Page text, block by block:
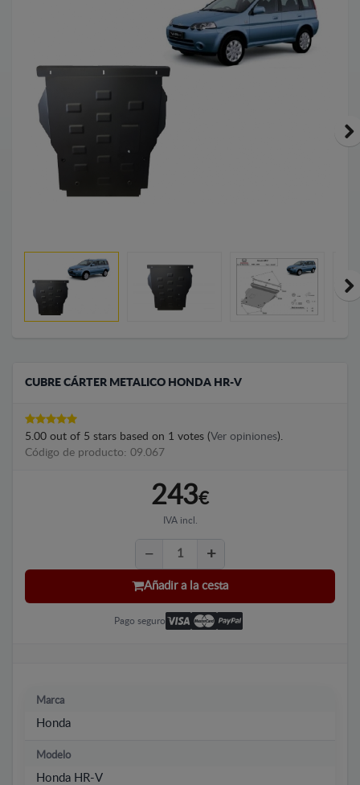
CUBRE CÁRTER METALICO HONDA HR-V
5.00 out of 5 stars based on 1 votes (Ver opiniones).
Código de producto: 09.067
243€
IVA incl.
Añadir a la cesta
Pago seguro
Marca
Honda
Modelo
Honda HR-V